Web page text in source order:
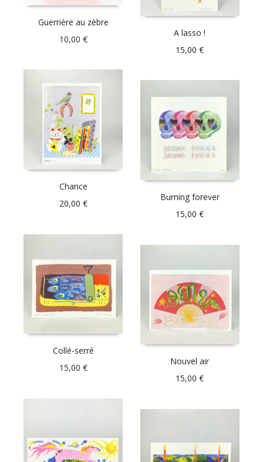
Guerrière au zèbre
10,00 €
A lasso !
15,00€
Chance
20,00 €
Burning forever
15,00€
Collé-serré
15,00 €
Nouvel air
15,00€